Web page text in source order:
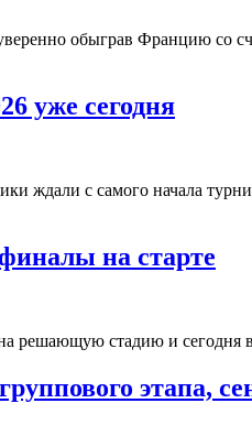
обыграв Францию
уже сегодня
ждали с самого начала
на старте
решающую стадию и
этапа,